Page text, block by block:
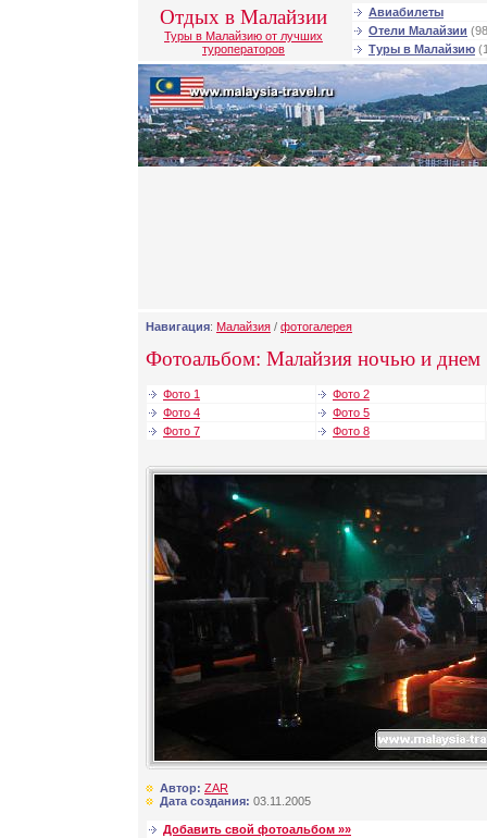
Отдых в Малайзии
Туры в Малайзию от лучших
туроператоров
Авиабилеты
Отели Малайзии
Туры в Малайзию
Навигация: Малайзия / фотогалерея
Фотоальбом: Малайзия ночью и днем
Фото 1
Фото 2
Фото 4
Фото 5
Фото 7
Фото 8
Автор: ZAR
Дата создания: 03.11.2005
Добавить свой фотоальбом »»